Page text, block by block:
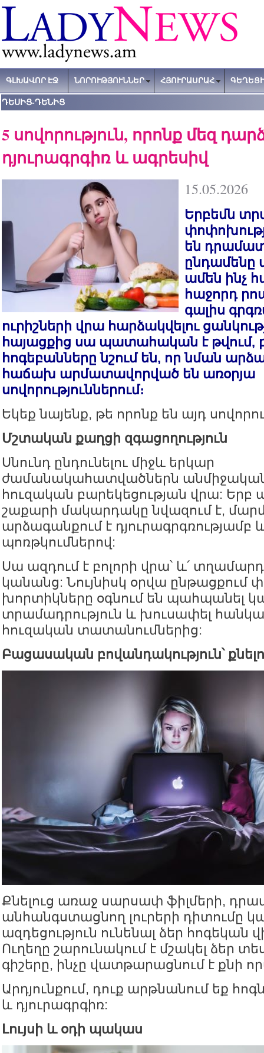
ԳԼԽԱՎՈՐ ԷՋ ՆՈՐՈՒԹՅՈՒՆՆԵՐ ՀՅՈՒՐԱՍՐԱՀ
ԴԵՍԻՑ-ԴԵՆԻՑ
5 սովորություն, որոնք մեզ
դյուրագրգիռ և ագրեսիվ
15.05.2026
Երբեմն
են
ընդամենը
ամեն ինչ
հաջորդ
գալիս
ուրիշների վրա հարձակվելու
հայացքից սա պատահական է թվում,
հոգեբանները նշում են, որ նման
հաճախ արմատավորված են առօրյա
սովորություններում։
Եկեք նայենք, թե որոնք են այդ
Մշտական քաղցի զգացողություն
Սնունդ ընդունելու միջև երկար
ժամանակահատվածներն
հուզական բարեկեցության վրա: Երբ
շաքարի մակարդակը նվազում է,
արձագանքում է դյուրագրգռությամբ և
պոռթկումներով:
Սա ազդում է բոլորի վրա՝ և՛
կանանց: Նույնիսկ օրվա ընթացքում
խորտիկները օգնում են պահպանել
տրամադրություն և խուսափել
հուզական տատանումներից:
Բացասական բովանդակություն՝
Քնելուց առաջ սարսափ ֆիլմերի,
անհանգստացնող լուրերի դիտումը
ազդեցություն ունենալ ձեր հոգեկան
Ուղեղը շարունակում է մշակել ձեր
գիշերը, ինչը վատթարացնում է քնի
Արդյունքում, դուք արթնանում եք
և դյուրագրգիռ:
Լույսի և օդի պակաս